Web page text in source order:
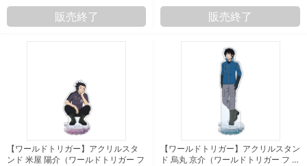
販売終了
販売終了
【ワールドトリガー】アクリルスタ
ンド 米屋 陽介（ワールドトリガー フ
【ワールドトリガー】アクリルスタン
ド 烏丸 京介（ワールドトリガー フ …